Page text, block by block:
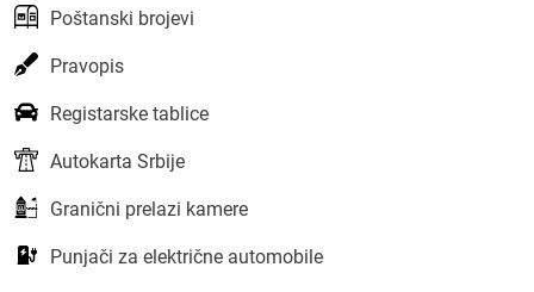
Poštanski brojevi
Pravopis
Registarske tablice
Autokarta Srbije
Granični prelazi kamere
Punjači za električne automobile